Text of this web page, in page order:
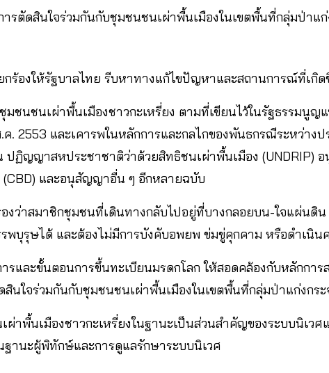
ารตัดสินใจร่วมกันกับชุมชนชนเผ่าพื้นเมืองในเขตพื้นที่กลุ่มป่าแ
กร้องให้รัฐบาลไทย รีบหาทางแก้ไขปัญหาและสถานการณ์ที่เกิด
มชนชนเผ่าพื้นเมืองชาวกะเหรี่ยง ตามที่เขียนไว้ในรัฐธรรมนู
. 2553 และเคารพในหลักการและกลไกของพันธกรณีระหว่าง
ปฏิญญาสหประชาชาติว่าด้วยสิทธิชนเผ่าพื้นเมือง (UNDRIP)
และอนุสัญญาอื่น ๆ อีกหลายฉบับ
องว่าสมาชิกชุมชนที่เดินทางกลับไปอยู่ที่บางกลอยบน-ใจแผ่นดิ
พบุรุษได้ และต้องไม่มีการบังคับอพยพ ข่มขู่คุกคาม หรือดำเนิน
รและขั้นตอนการขึ้นทะเบียนมรดกโลก ให้สอดคล้องกับหลักการ
สินใจร่วมกันกับชุมชนชนเผ่าพื้นเมืองในเขตพื้นที่กลุ่มป่าแก่งกร
ผ่าพื้นเมืองชาวกะเหรี่ยงในฐานะเป็นส่วนสำคัญของระบบนิเวศ
ฐานะผู้พิทักษ์และการดูแลรักษาระบบนิเวศ